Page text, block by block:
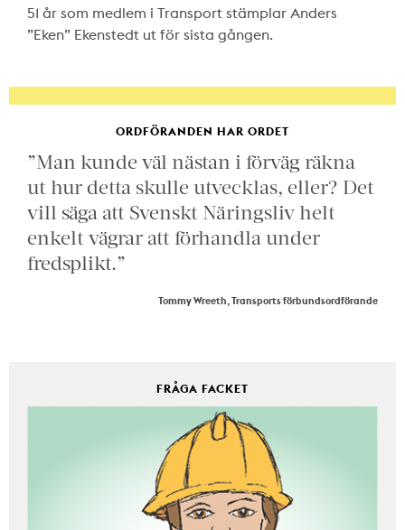
51 år som medlem i Transport stämplar Anders
”Eken” Ekenstedt ut för sista gången.
ORDFÖRANDEN HAR ORDET
”Man kunde väl nästan i förväg räkna
ut hur detta skulle utvecklas, eller? Det
vill säga att Svenskt Näringsliv helt
enkelt vägrar att förhandla under
fredsplikt.”
Tommy Wreeth, Transports förbundsordförande
FRÅGA FACKET